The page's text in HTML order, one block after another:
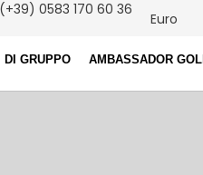
DI GRUPPO AMBASSADOR
(+39) 0583 170 60 36
Euro